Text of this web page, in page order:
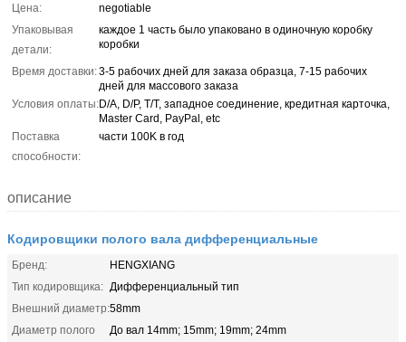
Цена:
negotiable
Упаковывая
детали:
каждое 1 часть было упаковано в одиночную коробку
коробки
Время доставки:3-5 рабочих дней для заказа образца, 7-15 рабочих
дней для массового заказа
Условия оплаты:D/A, D/P, T/T, западное соединение, кредитная карточка,
Master Card, PayPal, etc
Поставка
способности:
части 100K в год
описание
Кодировщики полого вала дифференциальные
Бренд:
HENGXIANG
Тип кодировщика: Дифференциальный тип
Внешний диаметр:58mm
Диаметр полого
До вал 14mm; 15mm; 19mm; 24mm